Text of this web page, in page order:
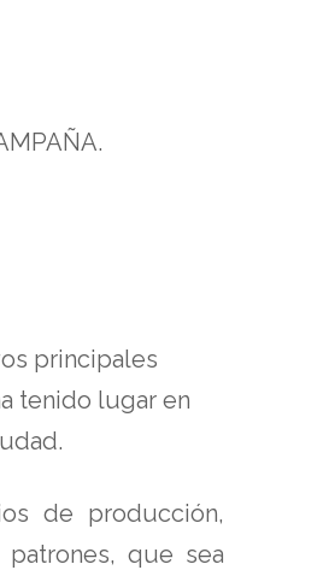
principales
tenido lugar en
de producción,
que sea